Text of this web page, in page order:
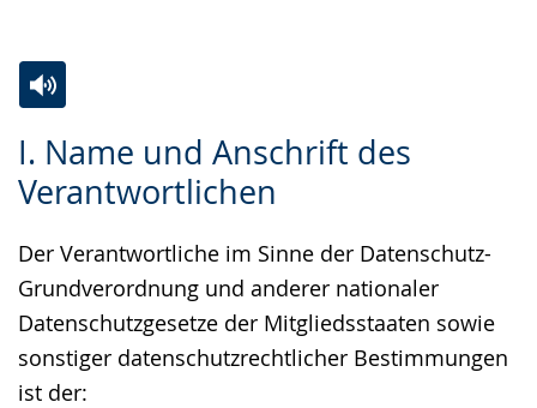
angezeigt.
I. Name und Anschrift des
Verantwortlichen
Der Verantwortliche im Sinne der Datenschutz-
Grundverordnung und anderer nationaler
Datenschutzgesetze der Mitgliedsstaaten sowie
sonstiger datenschutzrechtlicher Bestimmungen
ist der:
Leichten
Sprache
Audio-
Unterstützung.
Video
in
Gebärdensprache
wird
angezeigt.